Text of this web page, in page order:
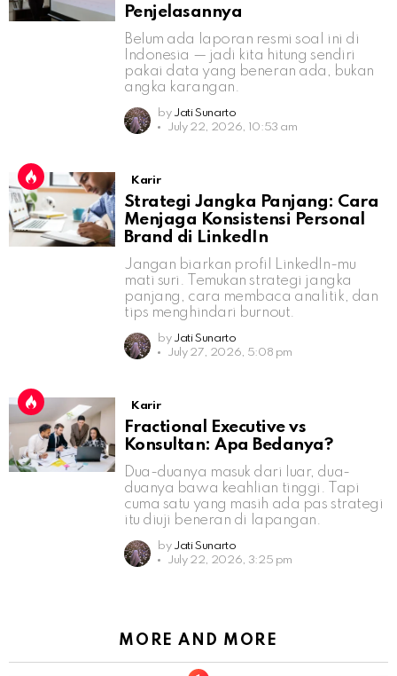
Penjelasannya
Belum ada laporan resmi soal ini di
Indonesia — jadi kita hitung sendiri
pakai data yang beneran ada, bukan
angka karangan.
by Jati Sunarto
July 22, 2026, 10:53 am
Karir
Strategi Jangka Panjang: Cara
Menjaga Konsistensi Personal
Brand di LinkedIn
Jangan biarkan profil LinkedIn-mu
mati suri. Temukan strategi jangka
panjang, cara membaca analitik, dan
tips menghindari burnout.
by Jati Sunarto
July 27, 2026, 5:08 pm
Karir
Fractional Executive vs
Konsultan: Apa Bedanya?
Dua-duanya masuk dari luar, dua-
duanya bawa keahlian tinggi. Tapi
cuma satu yang masih ada pas strategi
itu diuji beneran di lapangan.
by Jati Sunarto
July 22, 2026, 3:25 pm
MORE AND MORE